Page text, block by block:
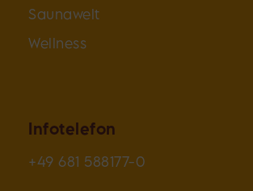
Saunawelt
Wellness
Infotelefon
+49 681 588177-0